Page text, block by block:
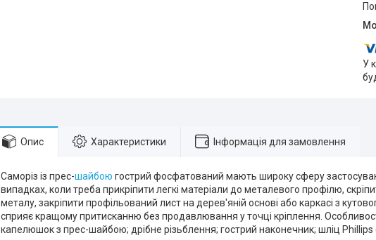
У
Опис Характеристики Інформація для замовлення
Саморіз із прес-шайбою гострий фосфатований мають широку сферу
випадках, коли треба прикріпити легкі матеріали до металевого профілю,
металу, закріпити профільований лист на дерев'яній основі або каркасі з
сприяє кращому притисканню без продавлювання у точці кріплення.
капелюшок з прес-шайбою; дрібне різьблення; гострий наконечник; шліц